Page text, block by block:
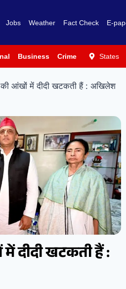
Jobs Weather Fact Check E-
Business Crime PoliticsStates
की आंखों में दीदी खटकती हैं : अखिलेश
दीदी खटकती हैं :